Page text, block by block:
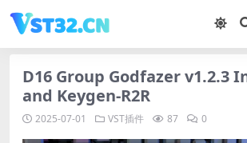
D16 Group Godfazer v1.2.3
and Keygen-R2R
2025-07-01 VST插件 87 0